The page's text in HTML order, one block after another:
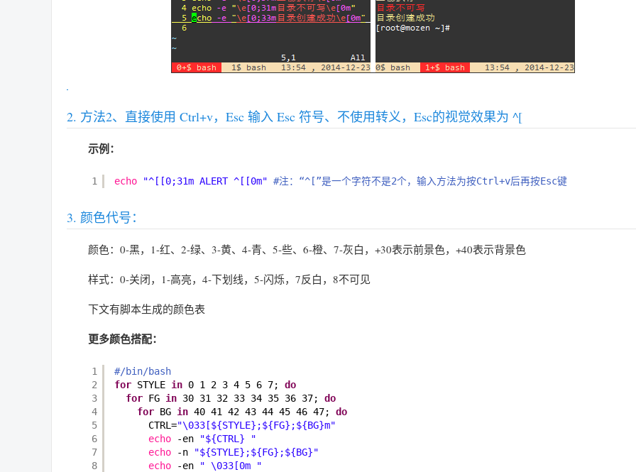
方法2、直接使用 Ctrl+v，Esc 输入 Esc 符号、不使用转义，Esc的视觉效果为 ^[
示例：
1 echo "^[[0;31m ALERT ^[[0m" #注：“^[”是一个字符不是2个，输入方法为按Ctrl+v后再按Esc键
颜色代号：
颜色：0-黑，1-红、2-绿、3-黄、4-青、5-些、6-橙、7-灰白，+30表示前景色，+40表示背景色
样式：0-关闭，1-高亮，4-下划线，5-闪烁，7反白，8不可见
下文有脚本生成的颜色表
更多颜色搭配：
1
2
3
4
5
6
7
8
#/bin/bash
for STYLE in 0 1 2 3 4 5 6 7; do
for FG in 30 31 32 33 34 35 36 37; do
for BG in 40 41 42 43 44 45 46 47; do
CTRL="\033[${STYLE};${FG};${BG}m"
echo
-en
"${CTRL} "
echo
-n
"${STYLE};${FG};${BG}"
echo
-en
" \033[0m "